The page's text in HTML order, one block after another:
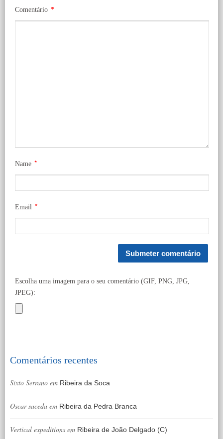
Comentário *
Name *
Email *
Escolha uma imagem para o seu comentário (GIF, PNG, JPG,
JPEG):
Comentários recentes
Sixto Serrano em Ribeira da Soca
Oscar saceda em Ribeira da Pedra Branca
Vertical expeditions em Ribeira de João Delgado (C)